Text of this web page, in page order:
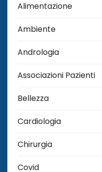
Alimentazione
Ambiente
Andrologia
Associazioni Pazienti
Bellezza
Cardiologia
Chirurgia
Covid